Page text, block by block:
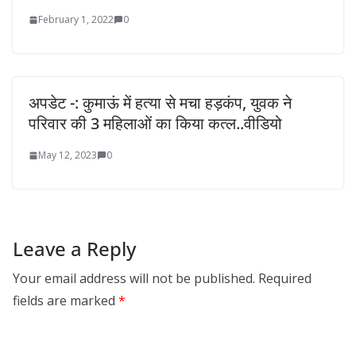
February 1, 2022 0
अपडेट -: कुमाऊं में हत्या से मचा हड़कंप, युवक ने
परिवार की 3 महिलाओं का किया कत्ल..वीडियो
May 12, 2023 0
Leave a Reply
Your email address will not be published. Required
fields are marked *